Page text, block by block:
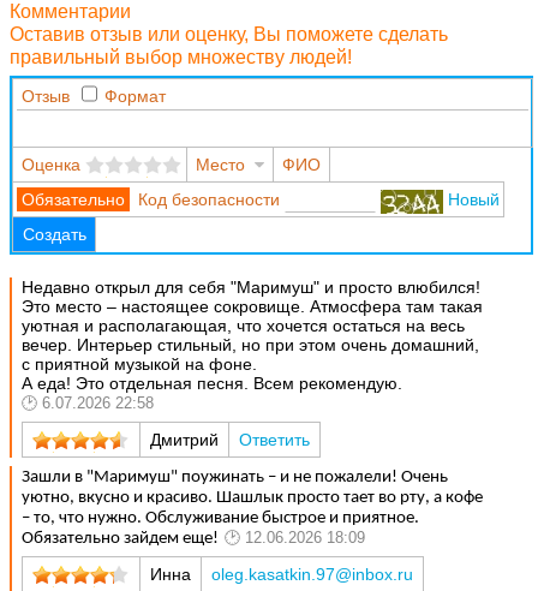
Комментарии
Оставив отзыв или оценку, Вы поможете сделать
правильный выбор множеству людей!
Отзыв Формат
Оценка Место
ФИО
Код безопасности
Новый
Создать
Недавно открыл для себя "Маримуш" и просто влюбился!
Это место – настоящее сокровище. Атмосфера там такая
уютная и располагающая, что хочется остаться на весь
вечер. Интерьер стильный, но при этом очень домашний,
с приятной музыкой на фоне.
А еда! Это отдельная песня. Всем рекомендую.
6.07.2026 22:58
Дмитрий Ответить
Зашли в "Маримуш" поужинать – и не пожалели! Очень
уютно, вкусно и красиво. Шашлык просто тает во рту, а кофе
– то, что нужно. Обслуживание быстрое и приятное.
Обязательно зайдем еще!
12.06.2026 18:09
Инна oleg.kasatkin.97@inbox.ru